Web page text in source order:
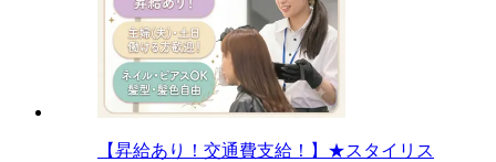
【昇給あり！交通費支給！】★スタイリス